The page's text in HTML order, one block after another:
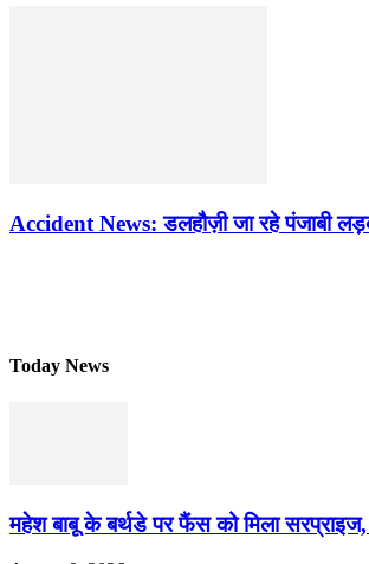
Accident News: डलहौज़ी जा रहे पंजाबी
Today News
महेश बाबू के बर्थडे पर फैंस को मिला सरप्राइज,